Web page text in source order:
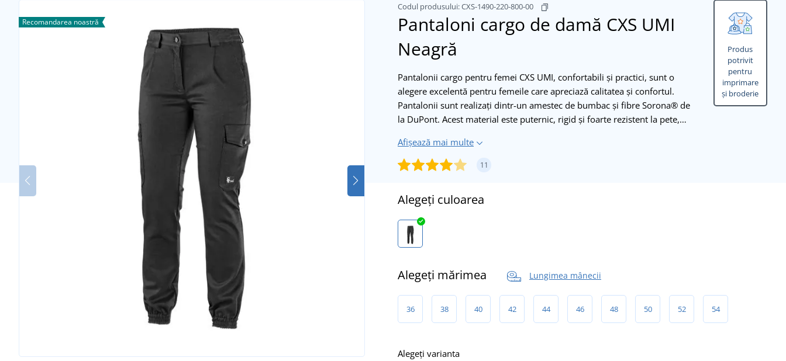
Produs
potrivit
pentru
imprimare
și broderie
Codul produsului:CXS-1490-220-800-00
Pantaloni cargo de damă CXS UMI
Neagră
Recomandarea noastră
Pantalonii cargo pentru femei CXS UMI, confortabili și practici, sunt o
alegere excelentă pentru femeile care apreciază calitatea și confortul.
Pantalonii sunt realizați dintr-un amestec de bumbac și fibre Sorona® de
la DuPont. Acest material este puternic, rigid și foarte rezistent la pete,…
Afișează mai multe
11
Alegeți culoarea
Alegeți mărimea Lungimea mânecii
36 38 40 42 44 46 48 50 52 54
Alegeți varianta